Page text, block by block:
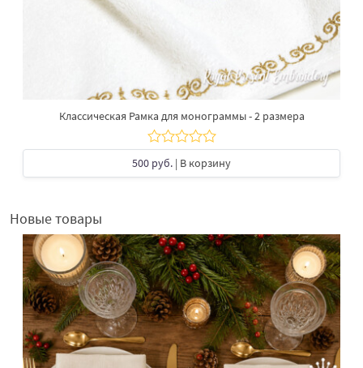
Классическая Рамка для монограммы - 2 размера
500 руб. | В корзину
Новые товары